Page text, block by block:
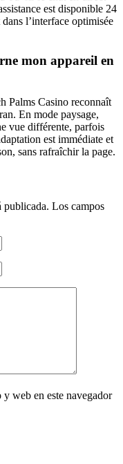
est disponible 24
l’interface optimisée
mon appareil en
Palms Casino reconnaît
En mode paysage,
vue différente, parfois
est immédiate et
sans rafraîchir la page.
publicada. Los campos
web en este navegador